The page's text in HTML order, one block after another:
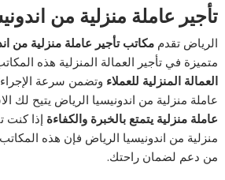
تأجير عاملة منزلية من
الرياض تقدممكاتب تأجير عاملة منزلية من
متميزة في تأجير العمالة المنزلية هذه
العمالة المنزلية للعملاء وتضمن سرعة
عاملة منزلية من اندونيسيا الرياض يتيح لك
عاملة منزلية يتمتع بالخبرة والكفاءة إذا كنت
منزلية من اندونيسيا الرياض فإن هذه
من دعم لضمان راحتك.